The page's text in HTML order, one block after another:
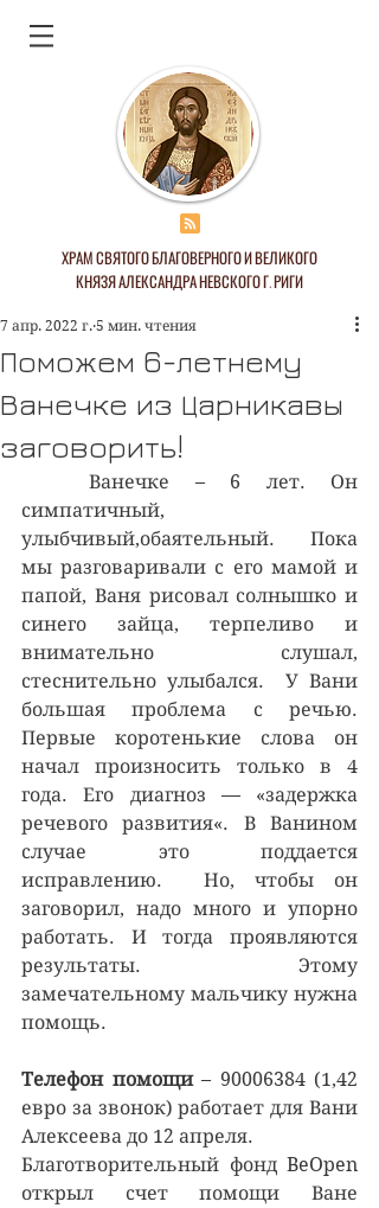
ХРАМ СВЯТОГО БЛАГОВЕРНОГО И ВЕЛИКОГО
КНЯЗЯ АЛЕКСАНДРА НЕВСКОГО Г. РИГИ
Поможем 6-летнему
Ванечке из Царникавы
заговорить!
7 апр. 2022 г. 5 мин. чтения
	Ванечке – 6 лет. Он
симпатичный,
улыбчивый,обаятельный. Пока
мы разговаривали с его мамой и
папой, Ваня рисовал солнышко и
синего зайца, терпеливо и
внимательно слушал,
стеснительно улыбался.  У Вани
большая проблема с речью.
Первые коротенькие слова он
начал произносить только в 4
года. Его диагноз — «задержка
речевого развития«. В Ванином
случае это поддается
исправлению.  Но, чтобы он
заговорил, надо много и упорно
работать. И тогда проявляются
результаты. Этому
замечательному мальчику нужна
помощь.
Телефон помощи – 90006384 (1,42
евро за звонок) работает для Вани
Алексеева до 12 апреля.
Благотворительный фонд BeOpen
открыл счет помощи Ване